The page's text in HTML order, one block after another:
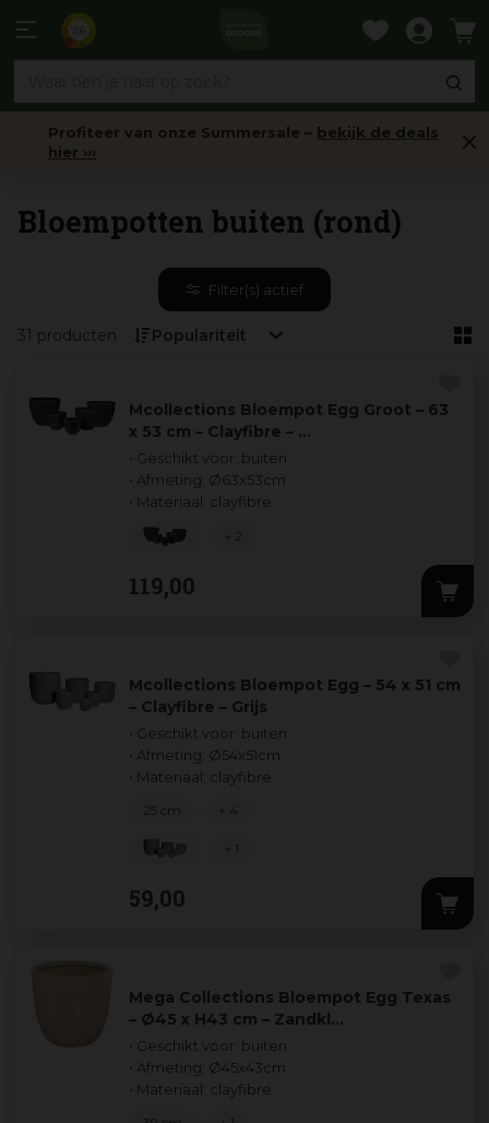
naar
Profiteer van onze Summersale – bekijk de deals
hier ›››
Bloempotten buiten (rond)
Filter(s) actief
31 producten
Mcollections Bloempot Egg Groot – 63
x 53 cm – Clayfibre – …
• Geschikt voor: buiten
• Afmeting: Ø63x53cm
• Materiaal: clayfibre
119,00
+ 2
Mcollections Bloempot Egg – 54 x 51 cm
– Clayfibre – Grijs
• Geschikt voor: buiten
• Afmeting: Ø54x51cm
• Materiaal: clayfibre
59,00
25 cm + 4
+ 1
Mega Collections Bloempot Egg Texas
– Ø45 x H43 cm – Zandkl…
• Geschikt voor: buiten
• Afmeting: Ø45x43cm
• Materiaal: clayfibre